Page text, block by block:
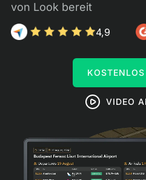
von Look bereit
4,9
VIDEO